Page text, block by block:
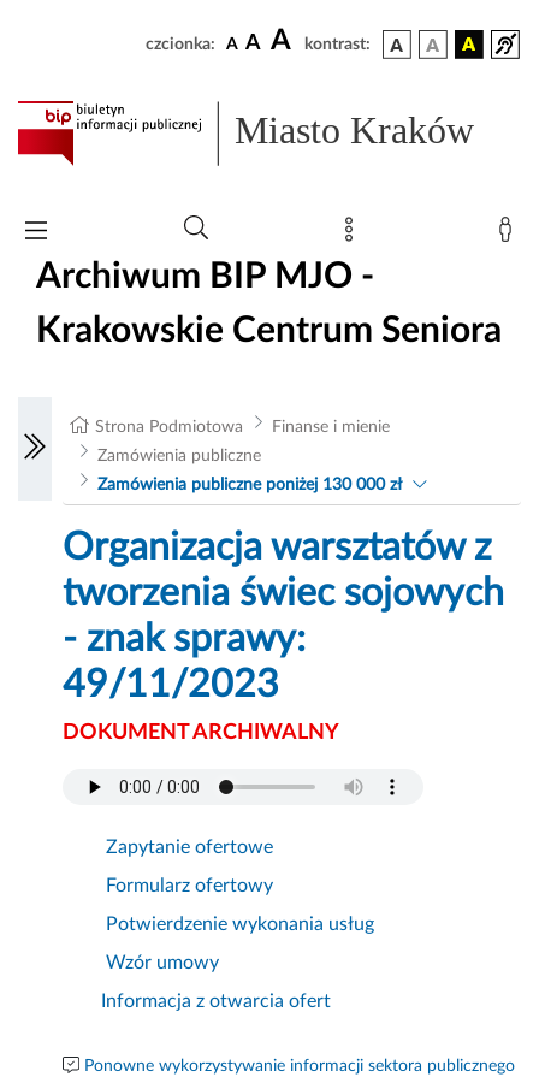
czcionka: A A A kontrast:
Miasto Kraków
Archiwum BIP MJO -
Krakowskie Centrum Seniora
Strona Podmiotowa
Finanse i mienie
Zamówienia publiczne
Zamówienia publiczne poniżej 130 000 zł
Organizacja warsztatów z
tworzenia świec sojowych
- znak sprawy:
49/11/2023
DOKUMENT ARCHIWALNY
Zapytanie ofertowe
Formularz ofertowy
Potwierdzenie wykonania usług
Wzór umowy
Informacja z otwarcia ofert
Ponowne wykorzystywanie informacji sektora publicznego